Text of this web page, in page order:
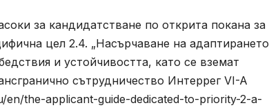
за кандидатстване по открита покана за
цел 2.4. „Насърчаване на адаптирането
и устойчивостта, като се вземат
сътрудничество Интеррег VI-A
en/the-applicant-guide-dedicated-to-priority-2-a-